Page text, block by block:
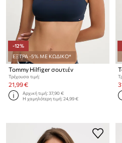
-12%
ΕΞΤΡΑ -5% ΜΕ ΚΩΔΙΚΟ*
Tommy Hilfiger σουτιέν
Τρέχουσα τιμή:
21,99 €
Αρχική τιμή:37,90 €
Η χαμηλότερη τιμή:24,99 €